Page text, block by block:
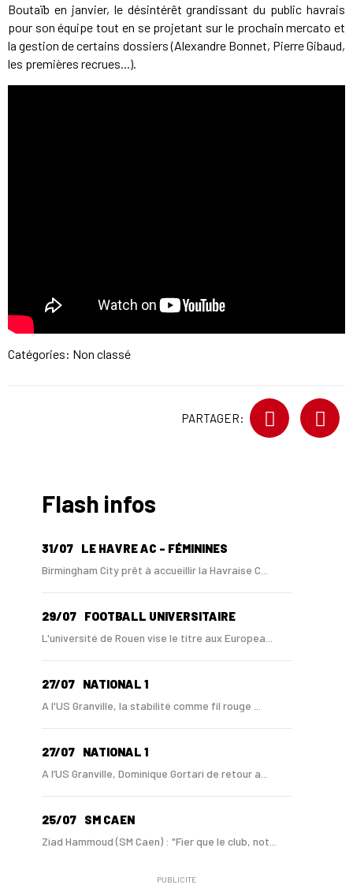
Boutaïb en janvier, le désintérêt grandissant du public havrais
pour son équipe tout en se projetant sur le prochain mercato et
la gestion de certains dossiers (Alexandre Bonnet, Pierre Gibaud,
les premières recrues...).
Catégories: Non classé
PARTAGER:
Flash infos
31/07 LE HAVRE AC - FÉMININES
Birmingham City prêt à accueillir la Havraise C...
29/07 FOOTBALL UNIVERSITAIRE
L'université de Rouen vise le titre aux Europea...
27/07 NATIONAL 1
A l'US Granville, la stabilité comme fil rouge ...
27/07 NATIONAL 1
A l’US Granville, Dominique Gortari de retour a...
25/07 SM CAEN
Ziad Hammoud (SM Caen) : "Fier que le club, not...
PUBLICITÉ